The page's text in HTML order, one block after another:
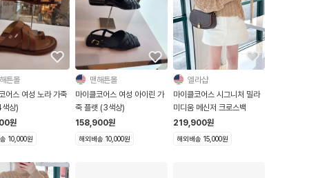
튼몰
어스 여성 노라 가죽
상)
원
10,000원
맨해튼몰
마이클코어스 여성 아이린 가
죽 플랫 (3색상)
158,900원
해외배송 10,000원
엘라샵
마이클코어스 시그니처 밀라
미디움 메신저 크로스백
219,900원
해외배송 15,000원